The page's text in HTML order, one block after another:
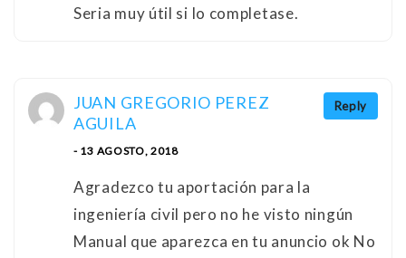
Seria muy útil si lo completase.
Reply
JUAN GREGORIO PEREZ
AGUILA
- 13 AGOSTO, 2018
Agradezco tu aportación para la
ingeniería civil pero no he visto ningún
Manual que aparezca en tu anuncio ok No